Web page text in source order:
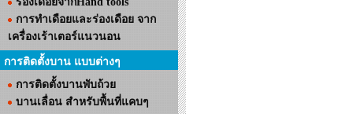
การทำเดือยและร่องเดือย จาก
เครื่องเร้าเตอร์แนวนอน
การติดตั้งบาน แบบต่างๆ
การติดตั้งบานพับถ้วย
บานเลื่อน สำหรับพื้นที่แคบๆ